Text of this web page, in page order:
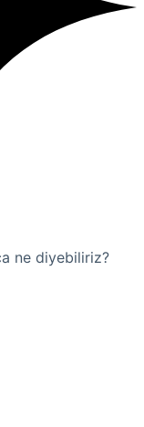
ne diyebiliriz?